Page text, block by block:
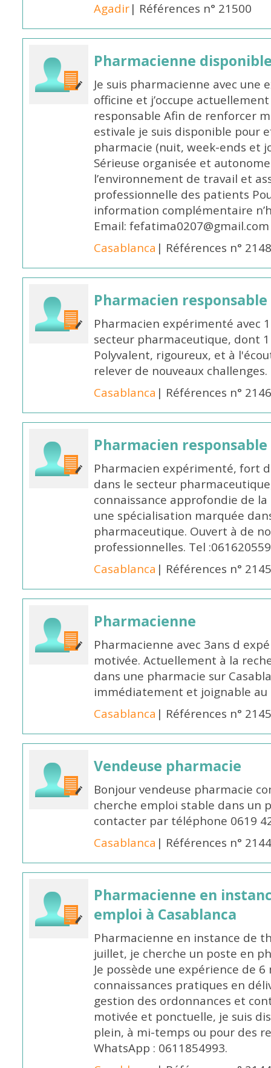
Agadir| Références n° 21500
Pharmacienne
Je suis pharmacienne avec
officine et j’occupe
responsable Afin de renforcer
estivale je suis disponible pour
pharmacie (nuit, week-ends et
Sérieuse organisée et
l’environnement de travail et
professionnelle des patients
information complémentaire
Email: fefatima0207@gmail.com
Casablanca | Références n°
Pharmacien responsable
Pharmacien expérimenté avec
secteur pharmaceutique, dont
Polyvalent, rigoureux, et à
relever de nouveaux
Casablanca | Références n°
Pharmacien responsable
Pharmacien expérimenté, fort
dans le secteur
connaissance approfondie de
une spécialisation marquée
pharmaceutique. Ouvert à de
professionnelles. Tel
Casablanca | Références n°
Pharmacienne
Pharmacienne avec 3ans d
motivée. Actuellement à la
dans une pharmacie sur
immédiatement et joignable au
Casablanca | Références n°
Vendeuse pharmacie
Bonjour vendeuse pharmacie
cherche emploi stable dans un
contacter par téléphone 0619
Casablanca | Références n°
Pharmacienne en
emploi à Casablanca
Pharmacienne en instance de
juillet, je cherche un poste en
Je possède une expérience de
connaissances pratiques en
gestion des ordonnances et
motivée et ponctuelle, je suis
plein, à mi-temps ou pour des
WhatsApp : 0611854993.